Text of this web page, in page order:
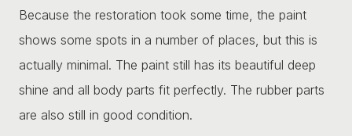
Because the restoration took some time, the paint
shows some spots in a number of places, but this is
actually minimal. The paint still has its beautiful deep
shine and all body parts fit perfectly. The rubber parts
are also still in good condition.